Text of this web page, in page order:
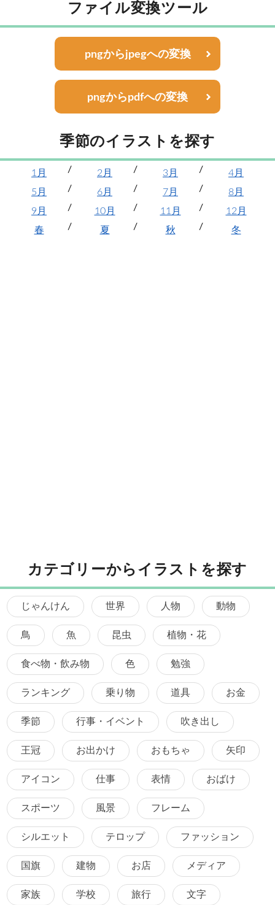
ファイル変換ツール
pngからjpegへの変換
pngからpdfへの変換
季節のイラストを探す
1月 2月 3月
4月
5月
6月 7月
8月
9月
10月 11月
12月
春
夏 秋 冬
カテゴリーからイラストを探す
じゃんけん 世界 人物 動物
鳥 魚 昆虫 植物・花
食べ物・飲み物 色 勉強
ランキング 乗り物 道具 お金
季節 行事・イベント 吹き出し
王冠 お出かけ おもちゃ 矢印
アイコン 仕事 表情 おばけ
スポーツ 風景 フレーム
シルエット テロップ ファッション
国旗 建物 お店 メディア
家族 学校 旅行 文字